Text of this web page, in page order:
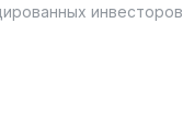
инвесторов